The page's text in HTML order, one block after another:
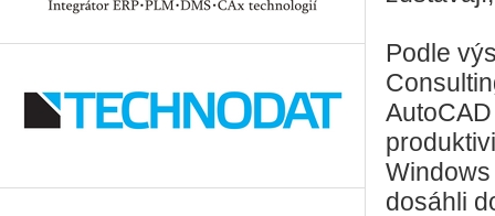
Podle
dosáhli